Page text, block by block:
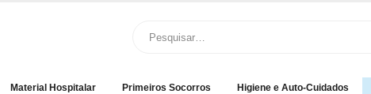
Material Hospitalar Primeiros Socorros Higiene e Auto-Cuidados